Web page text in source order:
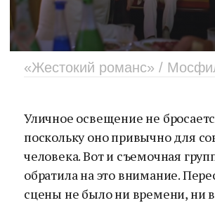
«Жестокий романс» /
Уличное освещение не
поскольку оно привычно для
человека. Вот и съемочная
обратила на это внимание.
сцены не было ни времени, ни